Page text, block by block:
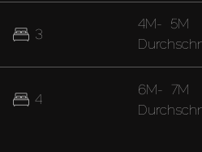
3
4
4M- 5M
6M- 7M